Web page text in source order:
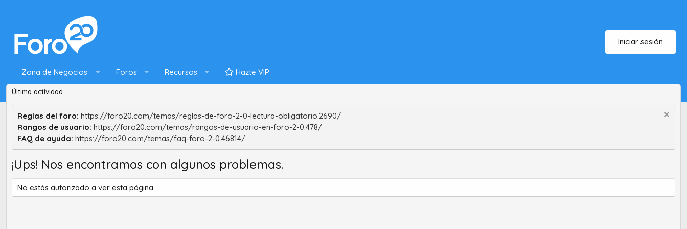
Iniciar sesión
Zona de Negocios Foros Recursos Hazte VIP
Última actividad
Reglas del foro: https://foro20.com/temas/reglas-de-foro-2-0-lectura-obligatorio.2690/
Rangos de usuario: https://foro20.com/temas/rangos-de-usuario-en-foro-2-0.478/
FAQ de ayuda: https://foro20.com/temas/faq-foro-2-0.46814/
¡Ups! Nos encontramos con algunos problemas.
No estás autorizado a ver esta página.